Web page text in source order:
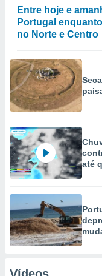
Entre hoje e
Portugal
no Norte e Centro
até